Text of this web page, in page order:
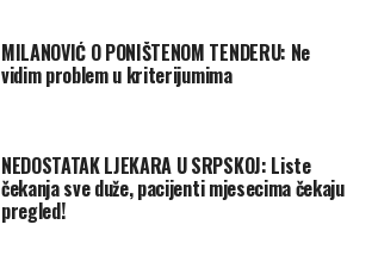
MILANOVIĆ O PONIŠTENOM TENDERU: Ne
vidim problem u kriterijumima
NEDOSTATAK LJEKARA U SRPSKOJ: Liste
čekanja sve duže, pacijenti mjesecima čekaju
pregled!